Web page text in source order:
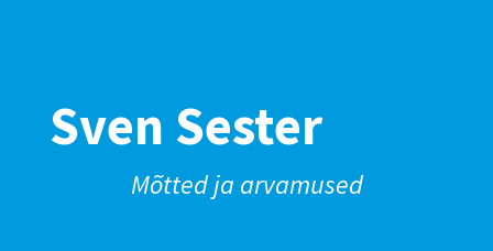
Sven Sester
Mõtted ja arvamused